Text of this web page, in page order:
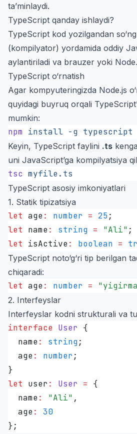
ta’minlaydi.
TypeScript qanday ishlaydi?
TypeScript kod yozilgandan so‘ng
(kompilyator) yordamida oddiy
aylantiriladi va brauzer yoki
TypeScript o‘rnatish
Agar kompyuteringizda Node.js
quyidagi buyruq orqali
mumkin:
npm install -g typescript
Keyin, TypeScript faylini .ts
uni JavaScript’ga kompilyatsiya
tsc myfile.ts
TypeScript asosiy imkoniyatlari
1. Statik tipizatsiya
let age: number = 25;
let name: string = "Ali" ;
let isActive: boolean =
TypeScript noto‘g‘ri tip berilgan
chiqaradi:
let age: number = "
2. Interfeyslar
Interfeyslar kodni strukturali va
interface User {
  name
: string;
  age
: number ;
}
let user : User = {
  name
: "Ali" ,
  age
:
30
};